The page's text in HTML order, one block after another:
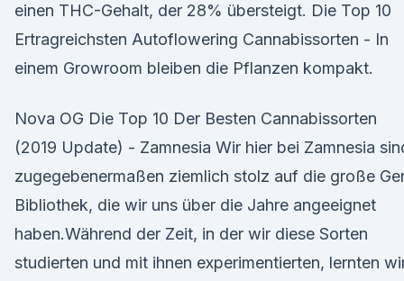
einen THC-Gehalt, der 28% übersteigt. Die Top 10
Ertragreichsten Autoflowering Cannabissorten - In
einem Growroom bleiben die Pflanzen kompakt.
Nova OG Die Top 10 Der Besten Cannabissorten
(2019 Update) - Zamnesia Wir hier bei Zamnesia
zugegebenermaßen ziemlich stolz auf die große
Bibliothek, die wir uns über die Jahre angeeignet
haben.Während der Zeit, in der wir diese Sorten
studierten und mit ihnen experimentierten, lernten